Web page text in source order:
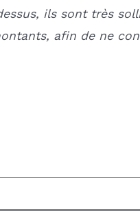
ils sont très
afin de ne